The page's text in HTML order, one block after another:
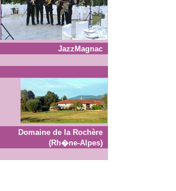
JazzMagnac
Domaine de la Rochère
(Rh�ne-Alpes)